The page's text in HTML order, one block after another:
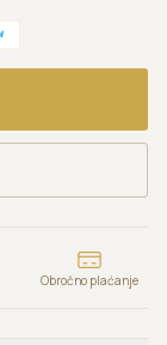
Obročno plaćanje